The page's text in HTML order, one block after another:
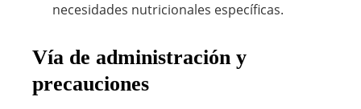
necesidades nutricionales específicas.
Vía de administración y
precauciones